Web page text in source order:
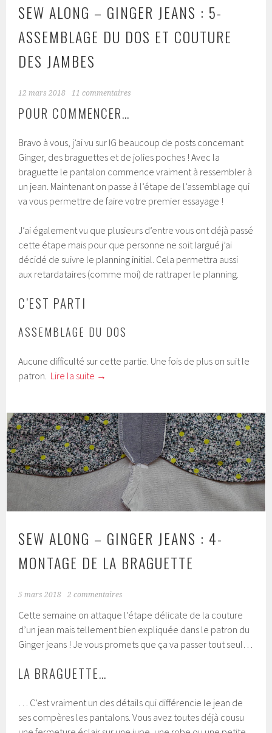
SEW ALONG – GINGER JEANS : 5-
ASSEMBLAGE DU DOS ET COUTURE
DES JAMBES
12 mars 2018 11 commentaires
POUR COMMENCER…
Bravo à vous, j’ai vu sur IG beaucoup de posts concernant
Ginger, des braguettes et de jolies poches ! Avec la
braguette le pantalon commence vraiment à ressembler à
un jean. Maintenant on passe à l’étape de l’assemblage qui
va vous permettre de faire votre premier essayage !
J’ai également vu que plusieurs d’entre vous ont déjà passé
cette étape mais pour que personne ne soit largué j’ai
décidé de suivre le planning initial. Cela permettra aussi
aux retardataires (comme moi) de rattraper le planning.
C’EST PARTI
ASSEMBLAGE DU DOS
Aucune difficulté sur cette partie. Une fois de plus on suit le
patron. Lire la suite →
SEW ALONG – GINGER JEANS : 4-
MONTAGE DE LA BRAGUETTE
5 mars 2018 2 commentaires
Cette semaine on attaque l’étape délicate de la couture
d’un jean mais tellement bien expliquée dans le patron du
Ginger jeans ! Je vous promets que ça va passer tout seul…
LA BRAGUETTE…
… C’est vraiment un des détails qui différencie le jean de
ses compères les pantalons. Vous avez toutes déjà cousu